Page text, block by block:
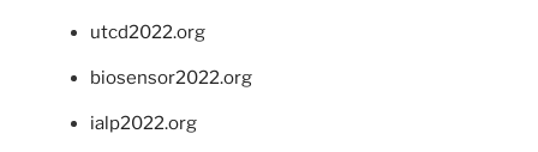
utcd2022.org
biosensor2022.org
ialp2022.org